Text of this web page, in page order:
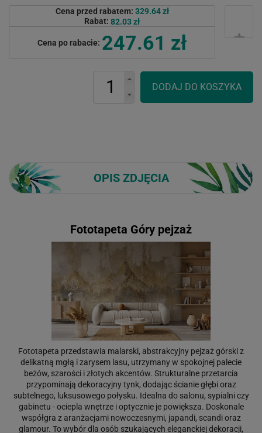
Cena przed rabatem: 329.64 zł
Rabat: 82.03 zł
Cena po rabacie: 247.61 zł
OPIS ZDJĘCIA
Fototapeta Góry pejzaż
Fototapeta przedstawia malarski, abstrakcyjny pejzaż górski z
delikatną mgłą i zarysem lasu, utrzymany w spokojnej palecie
beżów, szarości i złotych akcentów. Strukturalne przetarcia
przypominają dekoracyjny tynk, dodając ścianie głębi oraz
subtelnego, luksusowego połysku. Idealna do salonu, sypialni czy
gabinetu - ociepla wnętrze i optycznie je powiększa. Doskonale
współgra z aranżacjami nowoczesnymi, japandi, scandi oraz
glamour. To wybór dla osób szukających eleganckiej dekoracji,